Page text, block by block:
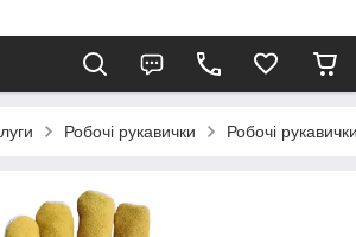
Робочі рукавички Робочі